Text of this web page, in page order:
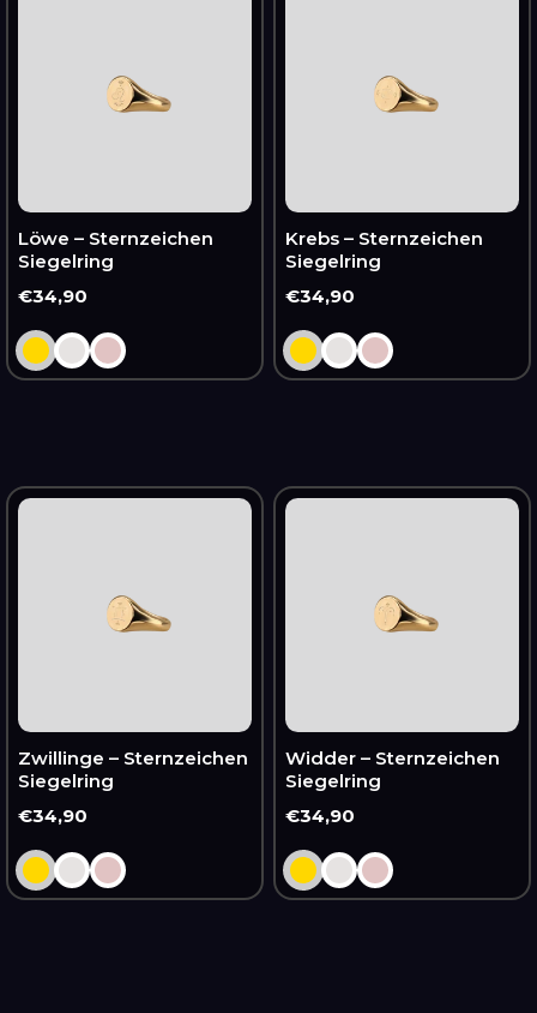
Löwe – Sternzeichen
Siegelring
Normaler
Preis
€34,90
Krebs – Sternzeichen
Siegelring
Normaler
Preis
€34,90
Zwillinge – Sternzeichen
Siegelring
Normaler
Preis
€34,90
Zwillinge
Widder – Sternzeichen
Siegelring
Normaler
Preis
€34,90
Widder